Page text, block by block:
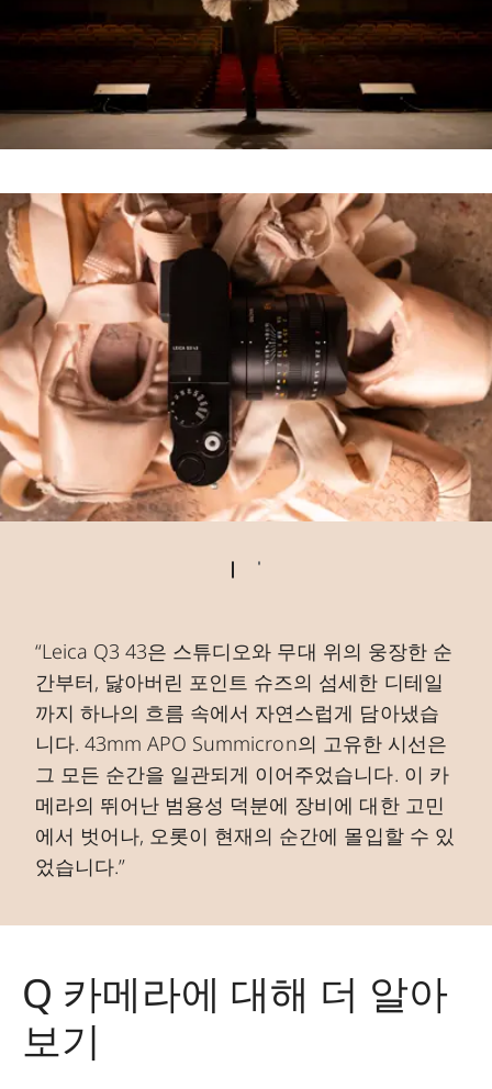
“Leica Q3 43은 스튜디오와 무대 위의 웅장한 순
간부터, 닳아버린 포인트 슈즈의 섬세한 디테일
까지 하나의 흐름 속에서 자연스럽게 담아냈습
니다. 43mm APO Summicron의 고유한 시선은
그 모든 순간을 일관되게 이어주었습니다. 이 카
메라의 뛰어난 범용성 덕분에 장비에 대한 고민
에서 벗어나, 오롯이 현재의 순간에 몰입할 수 있
었습니다.”
Q 카메라에 대해 더 알아
보기